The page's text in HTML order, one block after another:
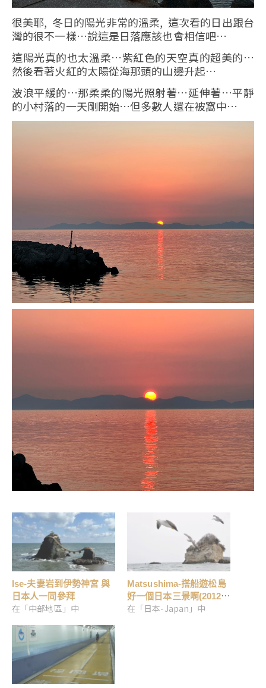
很美耶, 冬日的陽光非常的溫柔, 這次看的日出跟台
灣的很不一樣…說這是日落應該也會相信吧…
這陽光真的也太溫柔…紫紅色的天空真的超美的…
然後看著火紅的太陽從海那頭的山邊升起…
波浪平緩的…那柔柔的陽光照射著…延伸著…平靜
的小村落的一天剛開始…但多數人還在被窩中…
Ise-夫妻岩到伊勢神宮 與
日本人一同參拜
在「中部地區」中
Matsushima-搭船遊松島
好一個日本三景啊(2012東
北秘湯追櫻之旅Day3-4)
在「日本-Japan」中